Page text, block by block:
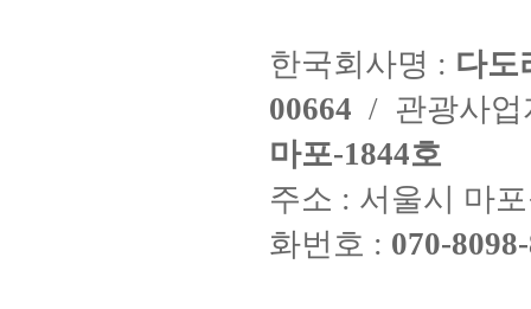
한국회사명 : 다도
00664 / 관광사
마포-1844호
주소 : 서울시 마
화번호 : 070-